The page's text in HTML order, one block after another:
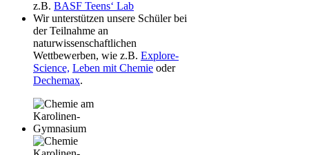
z.B. BASF Teens‘ Lab
Wir unterstützen unsere Schüler bei
der Teilnahme an
naturwissenschaftlichen
Wettbewerben, wie z.B. Explore-
Science, Leben mit Chemie oder
Dechemax.